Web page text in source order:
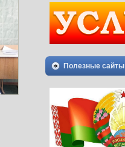
Полезные сайты